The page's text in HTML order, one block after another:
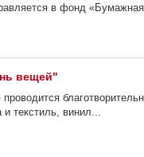
в фонд
вещей"
текстиль, винил...